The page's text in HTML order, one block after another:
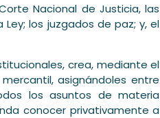
Nacional de Justicia, las
los juzgados de paz; y, el
crea, mediante el
asignándoles entre
los asuntos de materia
conocer privativamente a